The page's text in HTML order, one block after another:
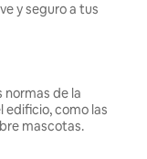
y seguro a tus
normas de la
como las
mascotas.